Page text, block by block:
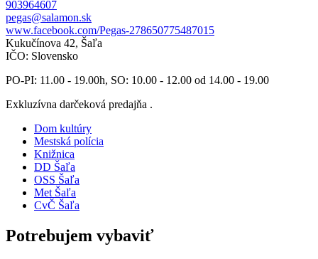
903964607
pegas@salamon.sk
www.facebook.com/Pegas-278650775487015
Kukučínova 42, Šaľa
IČO: Slovensko
PO-PI: 11.00 - 19.00h, SO: 10.00 - 12.00 od 14.00 - 19.00
Exkluzívna darčeková predajňa .
Dom kultúry
Mestská polícia
Knižnica
DD Šaľa
OSS Šaľa
Met Šaľa
CvČ Šaľa
Potrebujem vybaviť